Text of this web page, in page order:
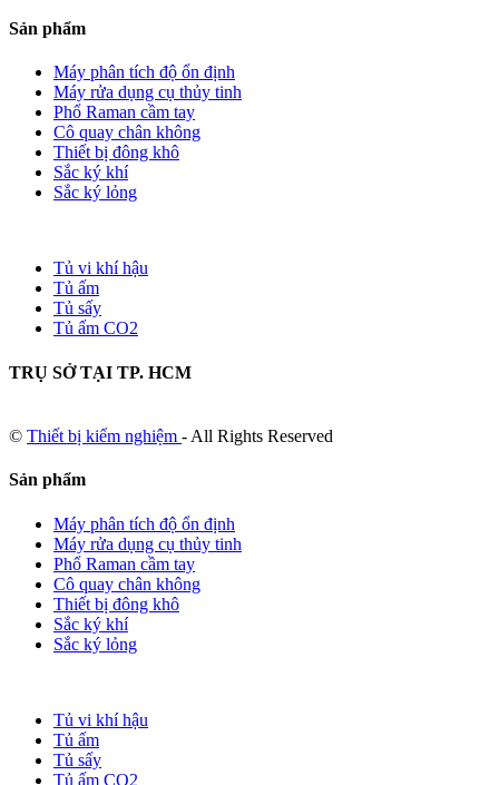
Sản phẩm
Máy phân tích độ ổn định
Máy rửa dụng cụ thủy tinh
Phổ Raman cầm tay
Cô quay chân không
Thiết bị đông khô
Sắc ký khí
Sắc ký lỏng
Tủ vi khí hậu
Tủ ấm
Tủ sấy
Tủ ấm CO2
TRỤ SỞ TẠI TP. HCM
© Thiết bị kiểm nghiệm - All Rights Reserved
Sản phẩm
Máy phân tích độ ổn định
Máy rửa dụng cụ thủy tinh
Phổ Raman cầm tay
Cô quay chân không
Thiết bị đông khô
Sắc ký khí
Sắc ký lỏng
Tủ vi khí hậu
Tủ ấm
Tủ sấy
Tủ ấm CO2